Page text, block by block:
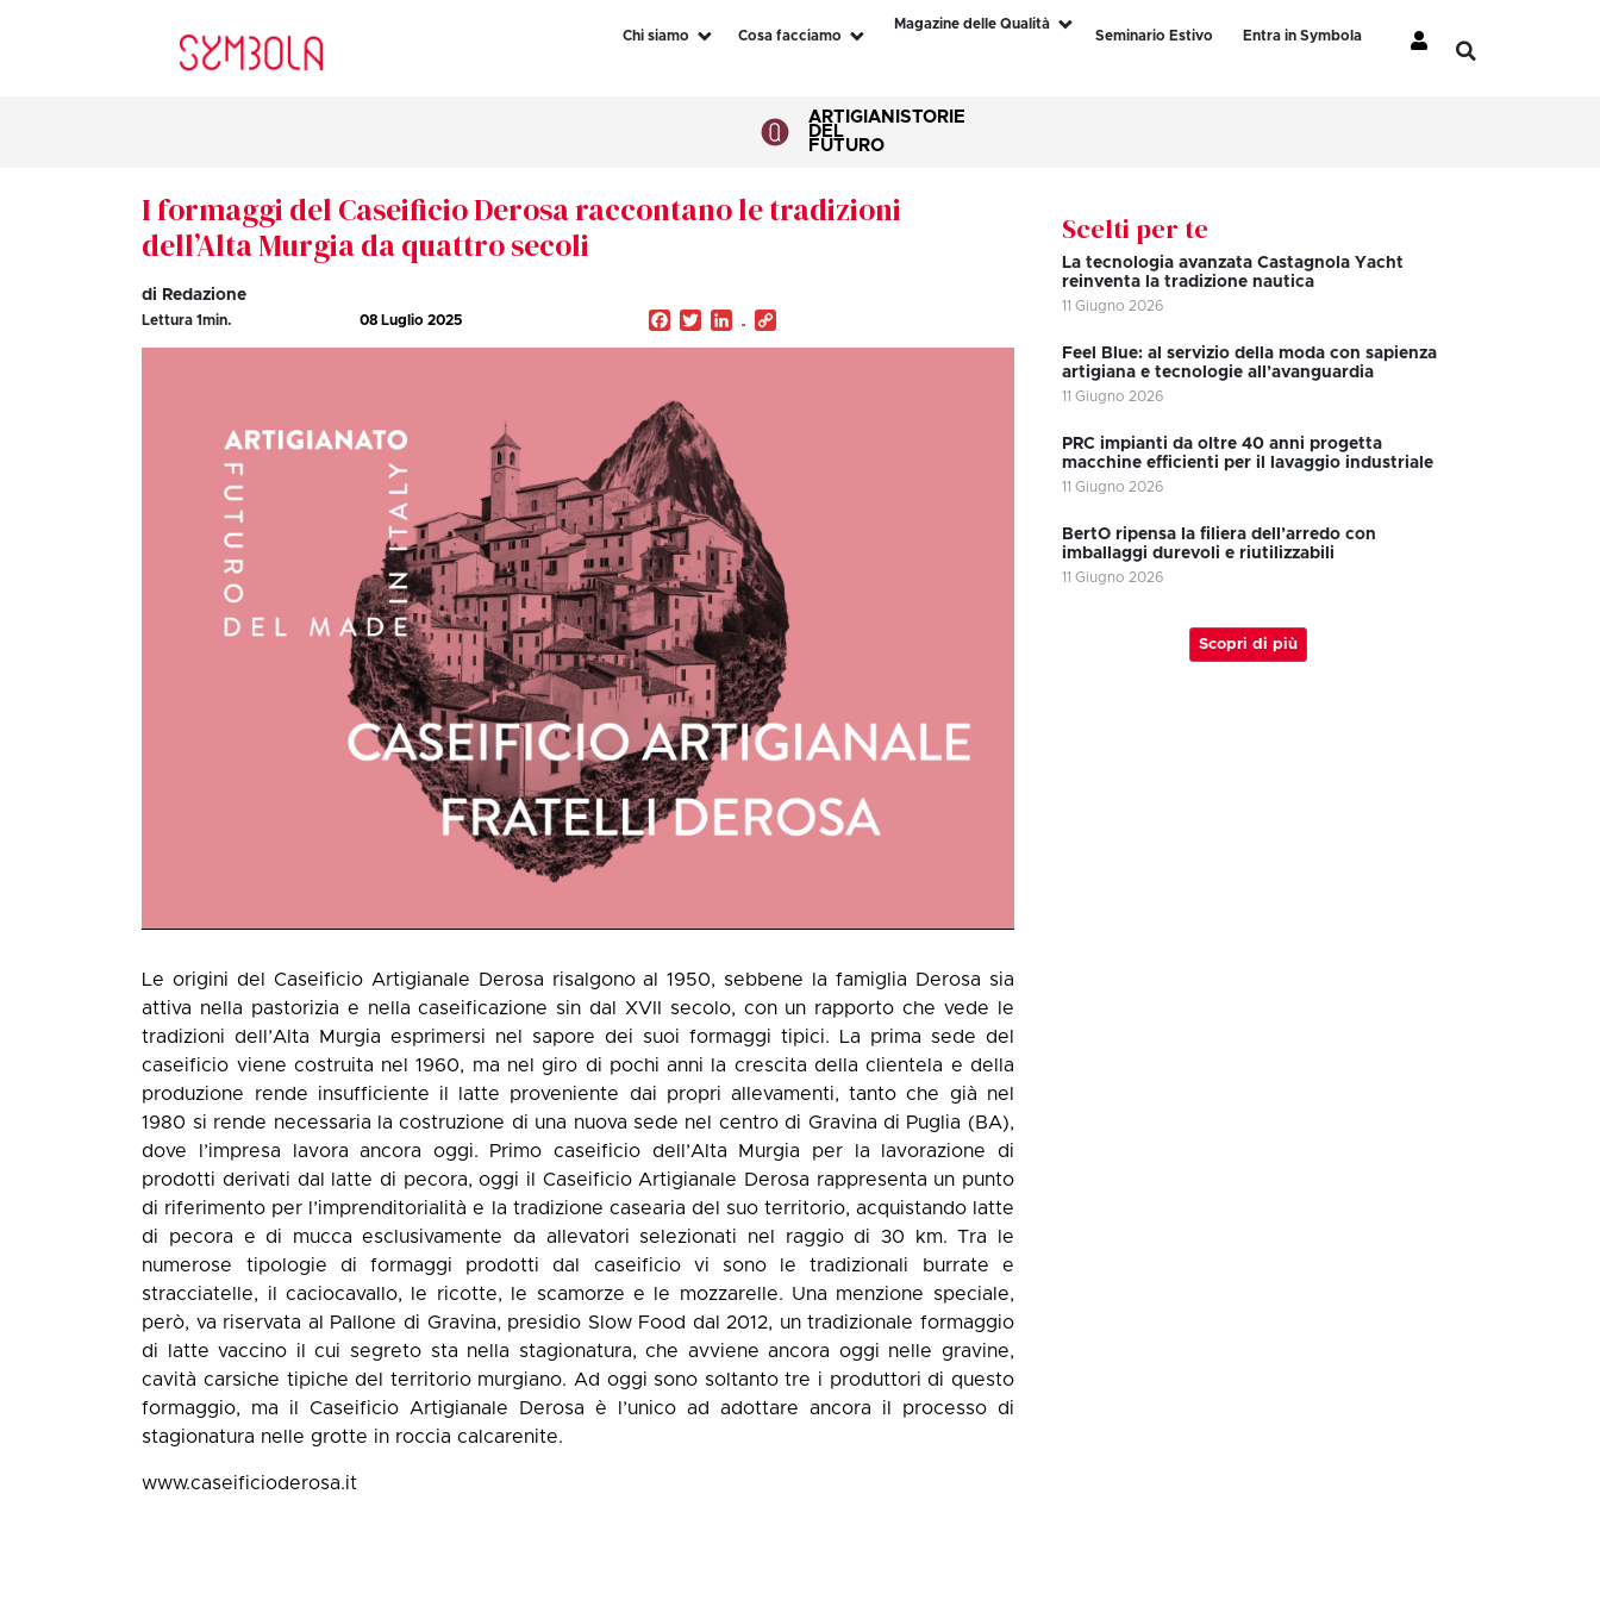
Chi siamo Cosa facciamo
Magazine delle Qualità
Seminario Estivo
Entra in Symbola
ARTIGIANI
DEL
FUTURO
STORIE
I formaggi del Caseificio Derosa raccontano le tradizioni
dell’Alta Murgia da quattro secoli
di Redazione
Lettura1min. 08 Luglio 2025 Facebook
TwitterLinkedIn
Le origini del Caseificio Artigianale Derosa risalgono al 1950, sebbene la famiglia Derosa sia
attiva nella pastorizia e nella caseificazione sin dal XVII secolo, con un rapporto che vede le
tradizioni dell’Alta Murgia esprimersi nel sapore dei suoi formaggi tipici. La prima sede del
caseificio viene costruita nel 1960, ma nel giro di pochi anni la crescita della clientela e della
produzione rende insufficiente il latte proveniente dai propri allevamenti, tanto che già nel
1980 si rende necessaria la costruzione di una nuova sede nel centro di Gravina di Puglia (BA),
dove l’impresa lavora ancora oggi. Primo caseificio dell’Alta Murgia per la lavorazione di
prodotti derivati dal latte di pecora, oggi il Caseificio Artigianale Derosa rappresenta un punto
di riferimento per l’imprenditorialità e la tradizione casearia del suo territorio, acquistando latte
di pecora e di mucca esclusivamente da allevatori selezionati nel raggio di 30 km. Tra le
numerose tipologie di formaggi prodotti dal caseificio vi sono le tradizionali burrate e
stracciatelle, il caciocavallo, le ricotte, le scamorze e le mozzarelle. Una menzione speciale,
però, va riservata al Pallone di Gravina, presidio Slow Food dal 2012, un tradizionale formaggio
di latte vaccino il cui segreto sta nella stagionatura, che avviene ancora oggi nelle gravine,
cavità carsiche tipiche del territorio murgiano. Ad oggi sono soltanto tre i produttori di questo
formaggio, ma il Caseificio Artigianale Derosa è l’unico ad adottare ancora il processo di
stagionatura nelle grotte in roccia calcarenite.
www.caseificioderosa.it
Scelti per te
La tecnologia avanzata Castagnola Yacht
reinventa la tradizione nautica
11 Giugno 2026
Feel Blue: al servizio della moda con sapienza
artigiana e tecnologie all’avanguardia
11 Giugno 2026
PRC impianti da oltre 40 anni progetta
macchine efficienti per il lavaggio industriale
11 Giugno 2026
BertO ripensa la filiera dell’arredo con
imballaggi durevoli e riutilizzabili
11 Giugno 2026
Scopri di più